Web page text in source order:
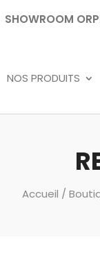
SHOWROOM
NOS PRODUITS
Accueil /